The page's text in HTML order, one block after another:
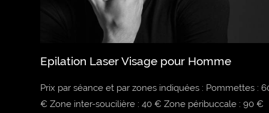
Epilation Laser Visage pour Homme
Prix par séance et par zones indiquées : Pommettes :
€ Zone inter-soucilière : 40 € Zone péribuccale : 90 €